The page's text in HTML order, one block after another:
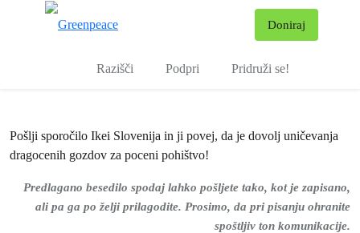
Doniraj
Razišči Podpri Pridruži se!
Pošlji sporočilo Ikei Slovenija in ji povej, da je dovolj uničevanja
dragocenih gozdov za poceni pohištvo!
Predlagano besedilo spodaj lahko pošljete tako, kot je zapisano,
ali pa ga po želji prilagodite. Prosimo, da pri pisanju ohranite
spoštljiv ton komunikacije.